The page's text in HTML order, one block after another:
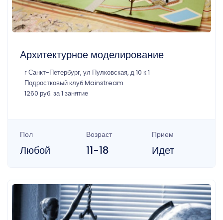
Архитектурное моделирование
г Санкт-Петербург, ул Пулковская, д 10 к 1
Подростковый клуб Mainstream
1260 руб. за 1 занятие
Пол
Любой
Возраст
11-18
Прием
Идет